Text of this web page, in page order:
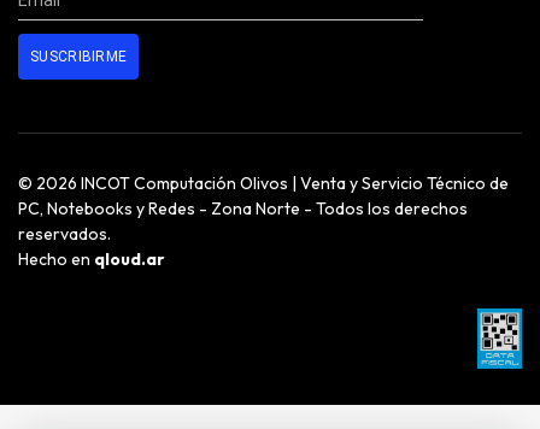
© 2026 INCOT Computación Olivos | Venta y Servicio Técnico de
PC, Notebooks y Redes - Zona Norte - Todos los derechos
reservados.
Hecho en qloud.ar